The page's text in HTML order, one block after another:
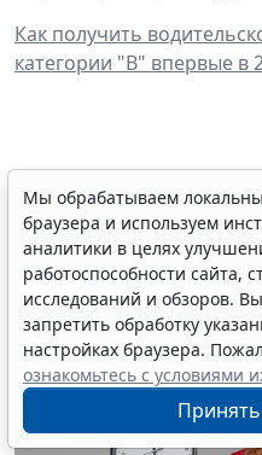
Как получить
категории "В" впервые в
Срок
контракта с
контрагентом
7 августа 2026 16:55
Мы обрабатываем
браузера и используем
аналитики в целях
работоспособности сайта,
исследований и обзоров.
запретить обработку
настройках браузера.
ознакомьтесь с условиями
Принять